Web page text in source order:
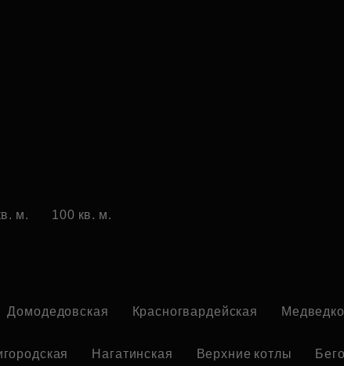
м. 100 кв. м.
Домодедовская Красногвардейская
Нагатинская Верхние котлы